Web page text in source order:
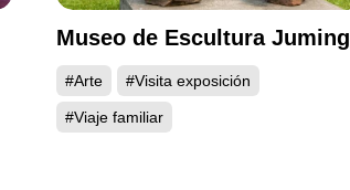
Museo de Escultura Juming
#Arte #Visita exposición
#Viaje familiar